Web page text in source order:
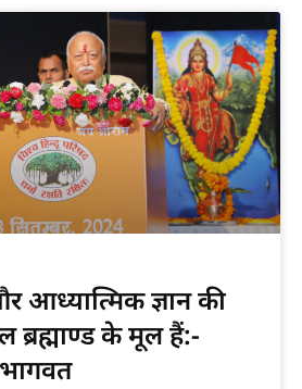
आध्यात्मिक ज्ञान की
ब्रह्माण्ड के मूल हैं:-